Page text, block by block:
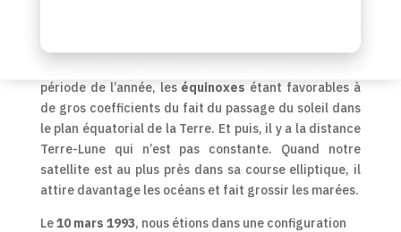
quinzaine, tirent dans le même sens pour nous offrir
période de l’année, les équinoxes étant favorables à
de gros coefficients du fait du passage du soleil dans
le plan équatorial de la Terre. Et puis, il y a la distance
Terre-Lune qui n’est pas constante. Quand notre
satellite est au plus près dans sa course elliptique, il
attire davantage les océans et fait grossir les marées.
Le10 mars 1993, nous étions dans une configuration